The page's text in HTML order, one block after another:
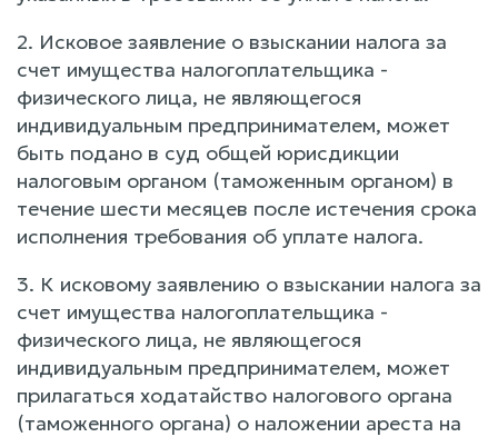
2. Исковое заявление о взыскании налога за
счет имущества налогоплательщика -
физического лица, не являющегося
индивидуальным предпринимателем, может
быть подано в суд общей юрисдикции
налоговым органом (таможенным органом) в
течение шести месяцев после истечения срока
исполнения требования об уплате налога.
3. К исковому заявлению о взыскании налога за
счет имущества налогоплательщика -
физического лица, не являющегося
индивидуальным предпринимателем, может
прилагаться ходатайство налогового органа
(таможенного органа) о наложении ареста на